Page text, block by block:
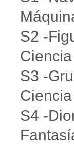
S2 -
S3 -
S4 -